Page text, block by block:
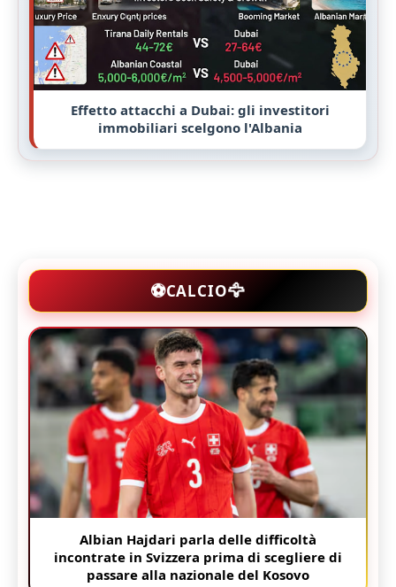
Effetto attacchi a Dubai: gli investitori
immobiliari scelgono l'Albania
⚽CALCIO🦅
Albian Hajdari parla delle difficoltà
incontrate in Svizzera prima di scegliere di
passare alla nazionale del Kosovo